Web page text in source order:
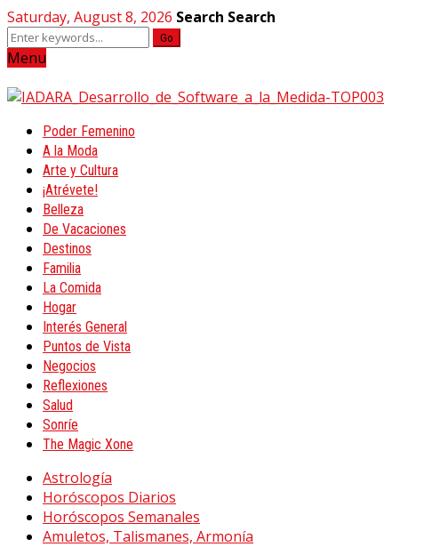
Saturday, August 8, 2026 Search Search
Go
Menu
Poder Femenino
A la Moda
Arte y Cultura
¡Atrévete!
Belleza
De Vacaciones
Destinos
Familia
La Comida
Hogar
Interés General
Puntos de Vista
Negocios
Reflexiones
Salud
Sonríe
The Magic Xone
Astrología
Horóscopos Diarios
Horóscopos Semanales
Amuletos, Talismanes, Armonía